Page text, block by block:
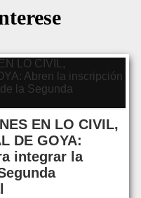
EN LO CIVIL,
DE GOYA:
integrar la